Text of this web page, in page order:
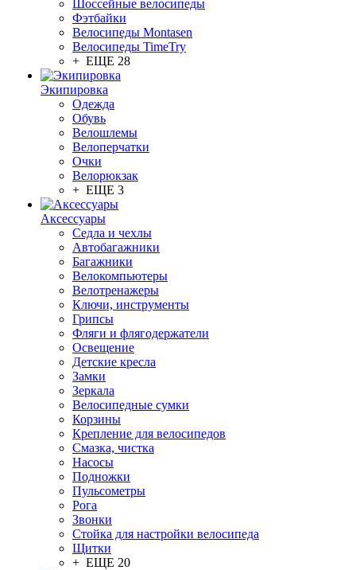
Шоссейные велосипеды
Фэтбайки
Велосипеды Montasen
Велосипеды TimeTry
+ ЕЩЕ 28
Экипировка
Одежда
Обувь
Велошлемы
Велоперчатки
Очки
Велорюкзак
+ ЕЩЕ 3
Аксессуары
Седла и чехлы
Автобагажники
Багажники
Велокомпьютеры
Велотренажеры
Ключи, инструменты
Грипсы
Фляги и флягодержатели
Освещение
Детские кресла
Замки
Зеркала
Велосипедные сумки
Корзины
Крепление для велосипедов
Смазка, чистка
Насосы
Подножки
Пульсометры
Рога
Звонки
Стойка для настройки велосипеда
Щитки
+ ЕЩЕ 20